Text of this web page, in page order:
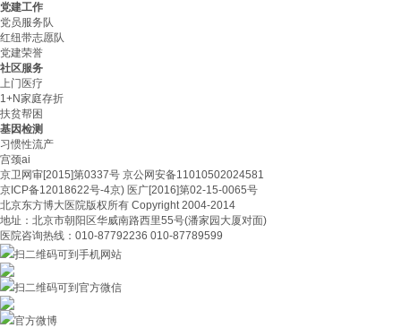
党建工作
党员服务队
红纽带志愿队
党建荣誉
社区服务
上门医疗
1+N家庭存折
扶贫帮困
基因检测
习惯性流产
宫颈ai
京卫网审[2015]第0337号 京公网安备11010502024581
京ICP备12018622号-4京) 医广[2016]第02-15-0065号
北京东方博大医院版权所有 Copyright 2004-2014
地址：北京市朝阳区华威南路西里55号(潘家园大厦对面)
医院咨询热线：010-87792236 010-87789599
扫二维码可到手机网站
扫二维码可到官方微信
官方微博